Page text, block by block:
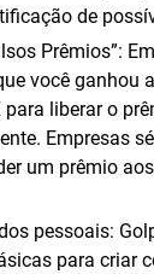
de
Prêmios”:
você ganhou
liberar o
Empresas
um prêmio
pessoais:
para criar